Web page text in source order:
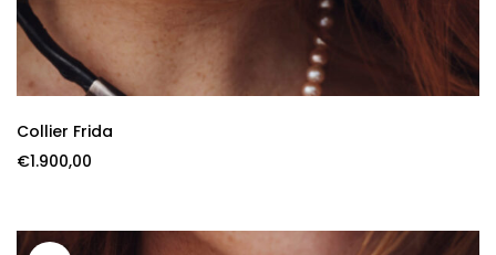
Collier Frida
€1.900,00